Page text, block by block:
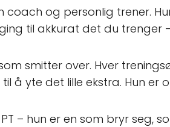
og personlig trener.
til akkurat det du trenger
smitter over. Hver
å yte det lille ekstra. Hun er
– hun er en som bryr seg,